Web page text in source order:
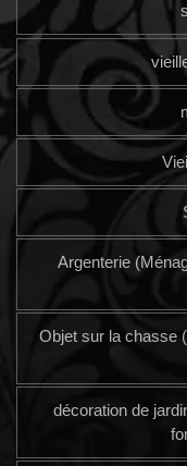
Argenterie
Objet sur la chasse
décoration de